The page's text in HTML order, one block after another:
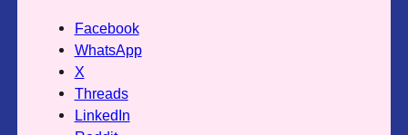
Facebook
WhatsApp
X
Threads
LinkedIn